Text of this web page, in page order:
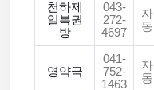
천하제
일복권
방
043-
272-
4697
자
동
영약국
041-
752-
1463
자
동